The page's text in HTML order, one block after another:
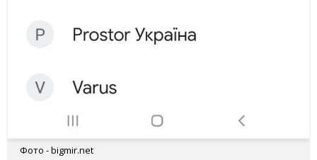
Фото - bigmir.net